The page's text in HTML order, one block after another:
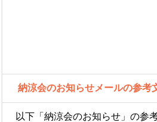
納涼会のお知らせメールの参考
以下「納涼会のお知らせ」の参